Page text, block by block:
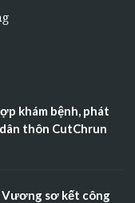
khám bệnh, phát
thôn CutChrun
Vương sơ kết công